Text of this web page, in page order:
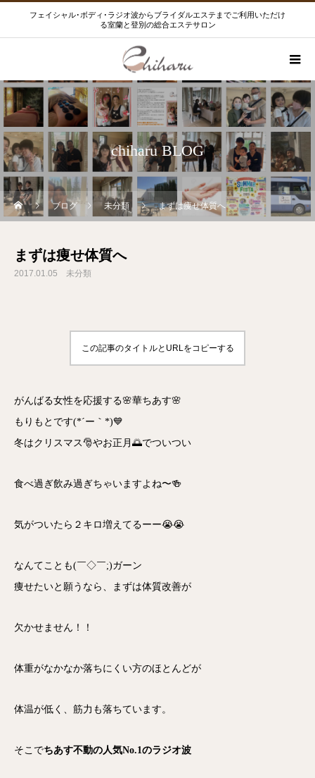
フェイシャル･ボディ･ラジオ波からブライダルエステまでご利用いただけ
る室蘭と登別の総合エステサロン
chiharu BLOG
ブログ 未分類 まずは痩せ体質へ
まずは痩せ体質へ
2017.01.05 未分類
この記事のタイトルとURLをコピーする
がんばる女性を応援する🌸華ちあす🌸
もりもとです(*´ー｀*)💙
冬はクリスマス🎅やお正月🌅でついつい
食べ過ぎ飲み過ぎちゃいますよね〜🍻
気がついたら２キロ増えてるーー😭😭
なんてことも(￣◇￣;)ガーン
痩せたいと願うなら、まずは体質改善が
欠かせません！！
体重がなかなか落ちにくい方のほとんどが
体温が低く、筋力も落ちています。
そこでちあす不動の人気No.1のラジオ波